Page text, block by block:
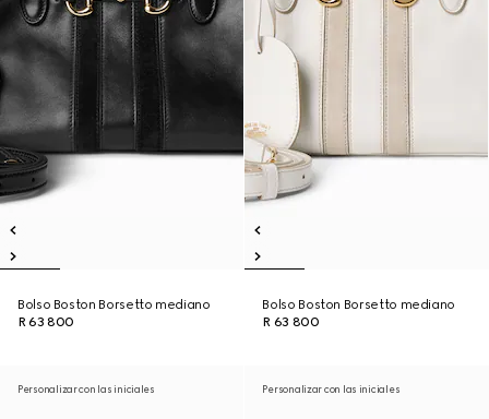
Bolso Boston Borsetto mediano
R 63 800
Bolso Boston Borsetto mediano
R 63 800
Personalizar con las iniciales Personalizar con las iniciales